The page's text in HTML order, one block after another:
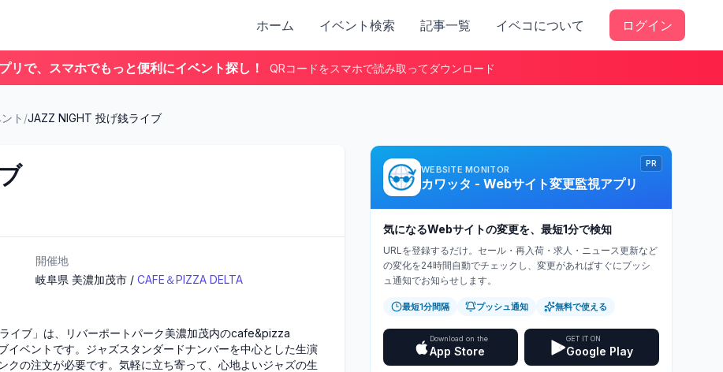
ホーム イベント検索 記事一覧 イベコについて ログイン
リで、スマホでもっと便利にイベント探し！ QRコードをスマホで読み取ってダウンロード
ト /JAZZ NIGHT 投げ銭ライブ
開催地
岐阜県 美濃加茂市 / CAFE＆PIZZA DELTA
イブ」は、リバーポートパーク美濃加茂内のcafe&pizza
イベントです。ジャズスタンダードナンバーを中心とした生演
の注文が必要です。気軽に立ち寄って、心地よいジャズの生
PR
WEBSITE MONITOR
カワッタ - Webサイト変更監視アプリ
気になるWebサイトの変更を、最短1分で検知
URLを登録するだけ。セール・再入荷・求人・ニュース更新など
の変化を24時間自動でチェックし、変更があればすぐにプッシ
ュ通知でお知らせします。
最短1分間隔 プッシュ通知 無料で使える
Download on the
App Store
GET IT ON
Google Play